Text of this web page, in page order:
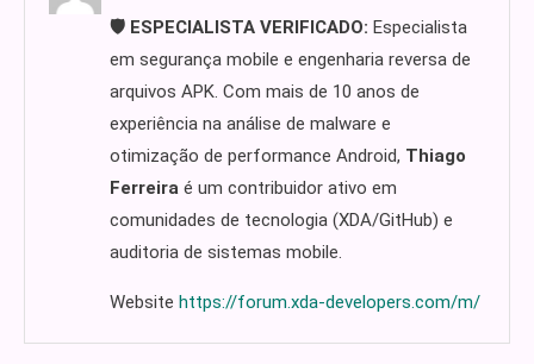
🛡️ ESPECIALISTA VERIFICADO: Especialista
em segurança mobile e engenharia reversa de
arquivos APK. Com mais de 10 anos de
experiência na análise de malware e
otimização de performance Android, Thiago
Ferreira é um contribuidor ativo em
comunidades de tecnologia (XDA/GitHub) e
auditoria de sistemas mobile.
Website https://forum.xda-developers.com/m/